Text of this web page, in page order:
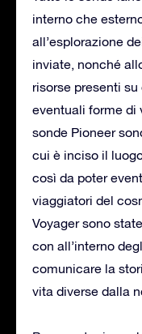
interno che
all’esplorazione
inviate, nonché
risorse presenti
eventuali forme di
sonde Pioneer
cui è inciso il
così da poter
viaggiatori del
Voyager sono
con all’interno
comunicare la
vita diverse dalla